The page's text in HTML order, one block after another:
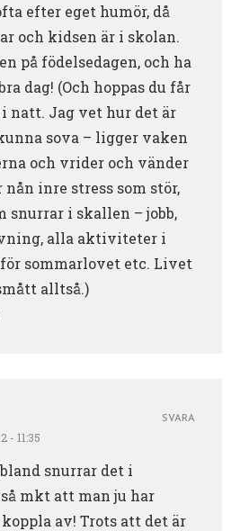
efter eget humör, då
och kidsen är i skolan.
på födelsedagen, och ha
dag! (Och hoppas du får
natt. Jag vet hur det är
sova – ligger vaken
och vrider och vänder
nån inre stress som stör,
snurrar i skallen – jobb,
alla aktiviteter i
sommarlovet etc. Livet
alltså.)
- 11:35
snurrar det i
mkt att man ju har
av! Trots att det är
SVARA